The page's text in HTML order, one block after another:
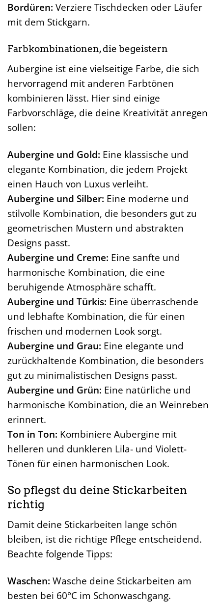
Bordüren: Verziere Tischdecken oder Läufer
mit dem Stickgarn.
Farbkombinationen, die begeistern
Aubergine ist eine vielseitige Farbe, die sich
hervorragend mit anderen Farbtönen
kombinieren lässt. Hier sind einige
Farbvorschläge, die deine Kreativität anregen
sollen:
Aubergine und Gold: Eine klassische und
elegante Kombination, die jedem Projekt
einen Hauch von Luxus verleiht.
Aubergine und Silber: Eine moderne und
stilvolle Kombination, die besonders gut zu
geometrischen Mustern und abstrakten
Designs passt.
Aubergine und Creme: Eine sanfte und
harmonische Kombination, die eine
beruhigende Atmosphäre schafft.
Aubergine und Türkis: Eine überraschende
und lebhafte Kombination, die für einen
frischen und modernen Look sorgt.
Aubergine und Grau: Eine elegante und
zurückhaltende Kombination, die besonders
gut zu minimalistischen Designs passt.
Aubergine und Grün: Eine natürliche und
harmonische Kombination, die an Weinreben
erinnert.
Ton in Ton: Kombiniere Aubergine mit
helleren und dunkleren Lila- und Violett-
Tönen für einen harmonischen Look.
So pflegst du deine Stickarbeiten
richtig
Damit deine Stickarbeiten lange schön
bleiben, ist die richtige Pflege entscheidend.
Beachte folgende Tipps:
Waschen: Wasche deine Stickarbeiten am
besten bei 60°C im Schonwaschgang.